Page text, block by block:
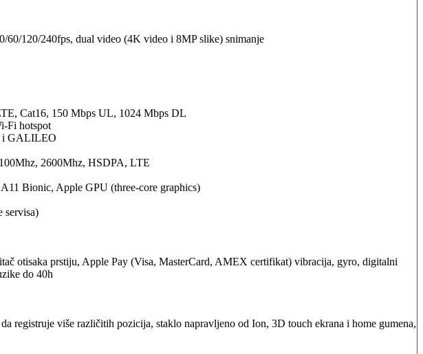
60/120/240fps, dual video (4K video i 8MP slike) snimanje
Cat16, 150 Mbps UL, 1024 Mbps DL
Fi hotspot
i GALILEO
2600Mhz, HSDPA, LTE
Bionic, Apple GPU (three-core graphics)
servisa)
otisaka prstiju, Apple Pay (Visa, MasterCard, AMEX certifikat) vibracija, gyro, digitalni
do 40h
registruje više različitih pozicija, staklo napravljeno od Ion, 3D touch ekrana i home gumena,